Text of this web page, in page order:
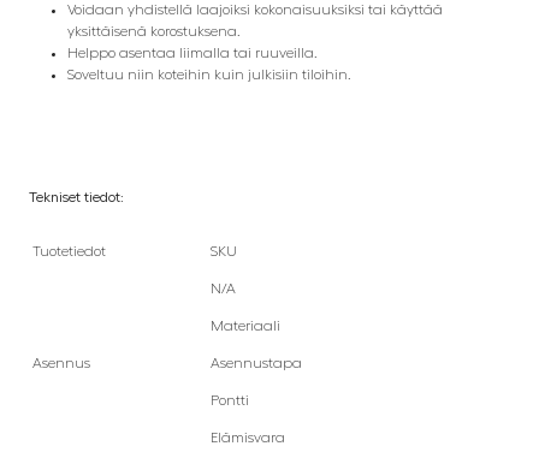
Voidaan yhdistellä laajoiksi kokonaisuuksiksi tai käyttää
yksittäisenä korostuksena.
Helppo asentaa liimalla tai ruuveilla.
Soveltuu niin koteihin kuin julkisiin tiloihin.
Tekniset tiedot:
Tuotetiedot SKU
N/A
Materiaali
Asennus Asennustapa
Pontti
Elämisvara